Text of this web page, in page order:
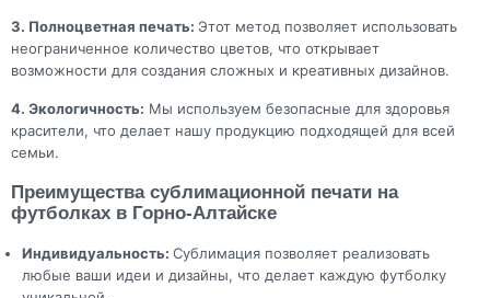
3. Полноцветная печать: Этот метод позволяет использовать
неограниченное количество цветов, что открывает
возможности для создания сложных и креативных дизайнов.
4. Экологичность: Мы используем безопасные для здоровья
красители, что делает нашу продукцию подходящей для всей
семьи.
Преимущества сублимационной печати на
футболках в Горно-Алтайске
Индивидуальность: Сублимация позволяет реализовать
любые ваши идеи и дизайны, что делает каждую футболку